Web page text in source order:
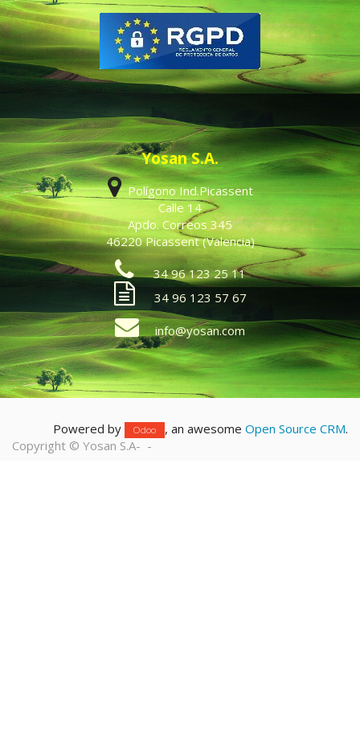
Yosan S.A.
Polígono Ind.Picassent
Calle 14
Apdo. Correos 345
46220 Picassent (Valencia)
34 96 123 25 11
34 96 123 57 67
info@yosan.com
Powered by Odoo , an awesome Open Source CRM.
Copyright © Yosan S.A- -